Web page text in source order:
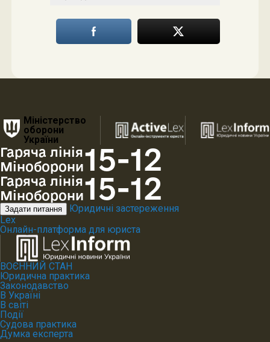
Міністерство
оборони
України
Гаряча лінія
Міноборони15-12
Гаряча лінія
Міноборони15-12
Задати питання
Юридичні застереження
Lex
Онлайн-платформа для юриста
ВОЄННИЙ СТАН
Юридична практика
Законодавство
В Україні
В світі
Події
Судова практика
Думка експерта